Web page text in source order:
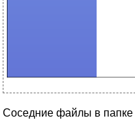
Соседние файлы в папке